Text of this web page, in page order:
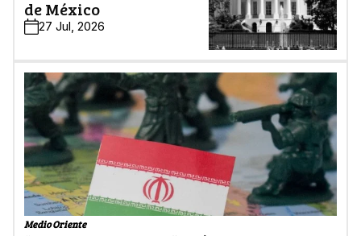
de México
27 Jul, 2026
Medio Oriente